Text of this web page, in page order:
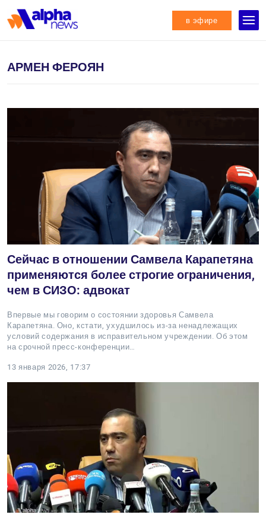
в эфире
АРМЕН ФЕРОЯН
Сейчас в отношении Самвела Карапетяна
применяются более строгие ограничения,
чем в СИЗО: адвокат
Впервые мы говорим о состоянии здоровья Самвела
Карапетяна. Оно, кстати, ухудшилось из-за ненадлежащих
условий содержания в исправительном учреждении. Об этом
на срочной пресс-конференции…
13 января 2026, 17:37